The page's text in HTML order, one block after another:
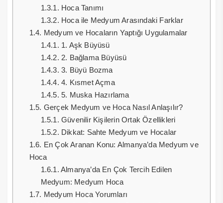
1.3.1. Hoca Tanımı
1.3.2. Hoca ile Medyum Arasındaki Farklar
1.4. Medyum ve Hocaların Yaptığı Uygulamalar
1.4.1. 1. Aşk Büyüsü
1.4.2. 2. Bağlama Büyüsü
1.4.3. 3. Büyü Bozma
1.4.4. 4. Kısmet Açma
1.4.5. 5. Muska Hazırlama
1.5. Gerçek Medyum ve Hoca Nasıl Anlaşılır?
1.5.1. Güvenilir Kişilerin Ortak Özellikleri
1.5.2. Dikkat: Sahte Medyum ve Hocalar
1.6. En Çok Aranan Konu: Almanya’da Medyum ve
Hoca
1.6.1. Almanya’da En Çok Tercih Edilen
Medyum: Medyum Hoca
1.7. Medyum Hoca Yorumları